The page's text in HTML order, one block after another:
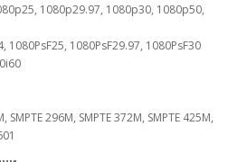
1080p29.97, 1080p30, 1080p50,
1080PsF25, 1080PsF29.97, 1080PsF30
SMPTE 296M, SMPTE 372M, SMPTE 425M,